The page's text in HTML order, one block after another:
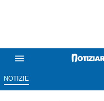
NOTIZIE